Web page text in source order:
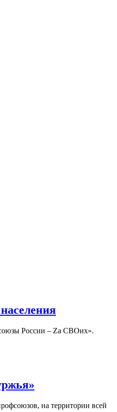
России – Zа СВОих».
на территории всей